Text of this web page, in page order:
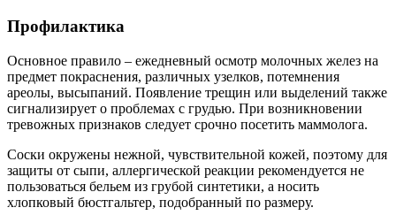
Профилактика
Основное правило – ежедневный осмотр молочных желез на
предмет покраснения, различных узелков, потемнения
ареолы, высыпаний. Появление трещин или выделений также
сигнализирует о проблемах с грудью. При возникновении
тревожных признаков следует срочно посетить маммолога.
Соски окружены нежной, чувствительной кожей, поэтому для
защиты от сыпи, аллергической реакции рекомендуется не
пользоваться бельем из грубой синтетики, а носить
хлопковый бюстгальтер, подобранный по размеру.